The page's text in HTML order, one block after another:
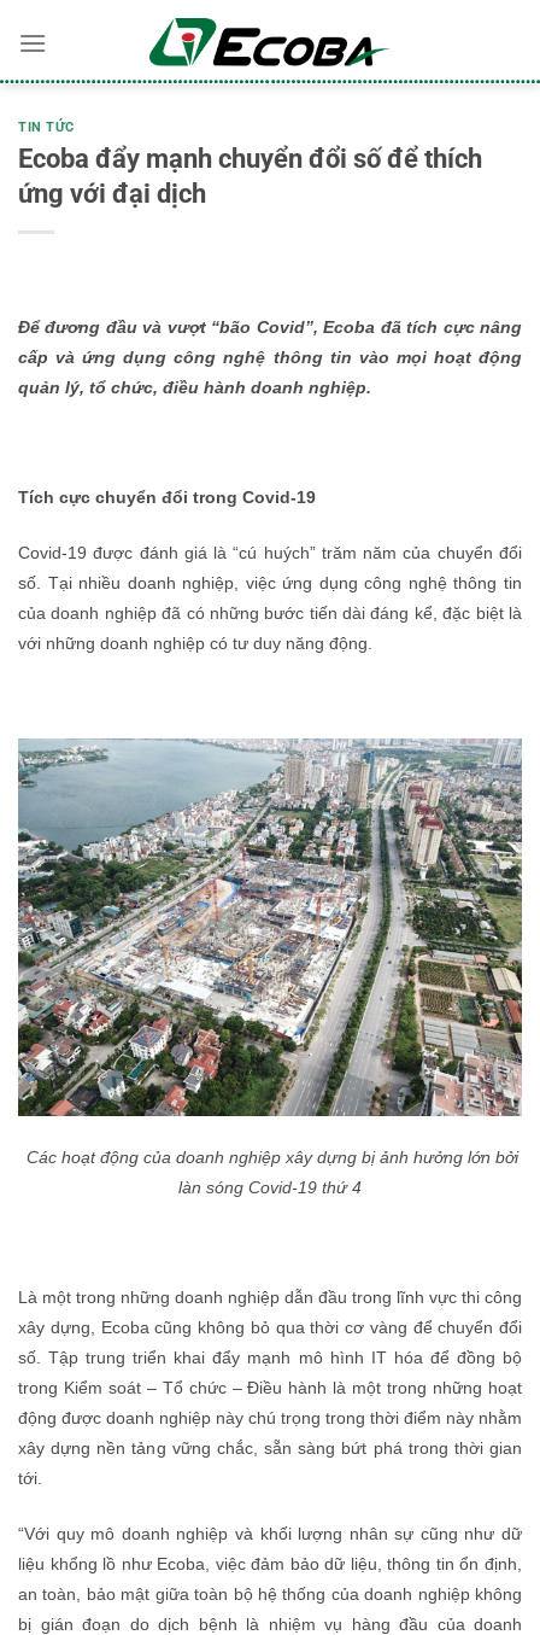
qua
nội
TIN TỨC
Ecoba đẩy mạnh chuyển đổi số để thích
ứng với đại dịch
Để đương đầu và vượt “bão Covid”, Ecoba đã tích cực nâng
cấp và ứng dụng công nghệ thông tin vào mọi hoạt động
quản lý, tổ chức, điều hành doanh nghiệp.
Tích cực chuyển đổi trong Covid-19
Covid-19 được đánh giá là “cú huých” trăm năm của chuyển đổi
số. Tại nhiều doanh nghiệp, việc ứng dụng công nghệ thông tin
của doanh nghiệp đã có những bước tiến dài đáng kể, đặc biệt là
với những doanh nghiệp có tư duy năng động.
Các hoạt động của doanh nghiệp xây dựng bị ảnh hưởng lớn bởi
làn sóng Covid-19 thứ 4
Là một trong những doanh nghiệp dẫn đầu trong lĩnh vực thi công
xây dựng, Ecoba cũng không bỏ qua thời cơ vàng để chuyển đổi
số. Tập trung triển khai đẩy mạnh mô hình IT hóa để đồng bộ
trong Kiểm soát – Tổ chức – Điều hành là một trong những hoạt
động được doanh nghiệp này chú trọng trong thời điểm này nhằm
xây dựng nền tảng vững chắc, sẵn sàng bứt phá trong thời gian
tới.
“Với quy mô doanh nghiệp và khối lượng nhân sự cũng như dữ
liệu khổng lồ như Ecoba, việc đảm bảo dữ liệu, thông tin ổn định,
an toàn, bảo mật giữa toàn bộ hệ thống của doanh nghiệp không
bị gián đoạn do dịch bệnh là nhiệm vụ hàng đầu của doanh